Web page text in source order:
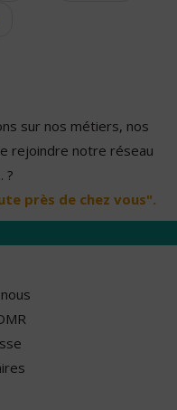
sur nos métiers, nos
rejoindre notre réseau
?
près de chez vous".